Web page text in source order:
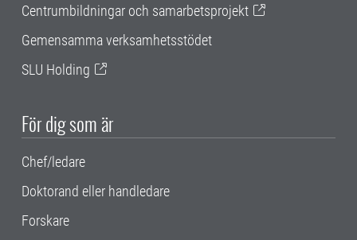
Centrumbildningar och samarbetsprojekt
Gemensamma verksamhetsstödet
SLU Holding
För dig som är
Chef/ledare
Doktorand eller handledare
Forskare